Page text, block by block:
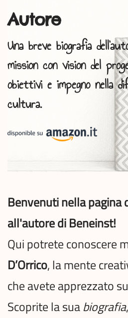
Autore
Una breve biografia
mission con vision del
obiettivi e impegno nella
cultura.
Benvenuti nella pagina
all'autore di Beneinst!
Qui potrete conoscere
D’Orrico, la mente
che avete apprezzato
Scoprite la suabiografia